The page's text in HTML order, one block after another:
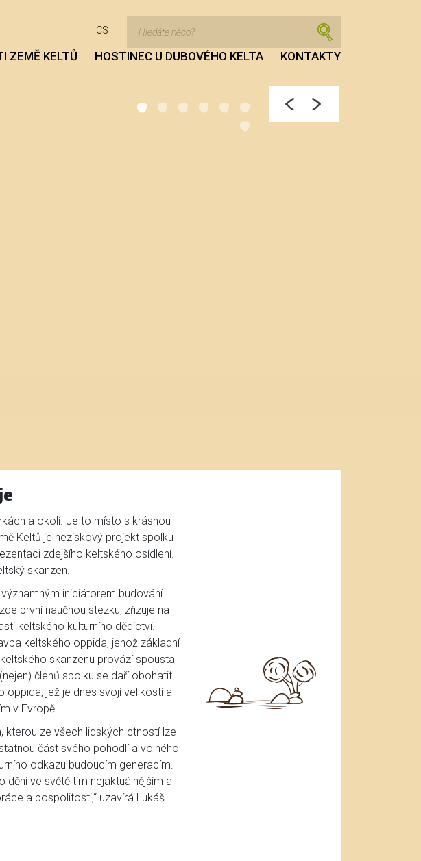
CS
ZEMĚ KELTŮ HOSTINEC U DUBOVÉHO KELTA KONTAKTY
a okolí. Je to místo s krásnou
Keltů je neziskový projekt spolku
zdejšího keltského osídlení.
skanzen.
iniciátorem budování
první naučnou stezku, zřizuje na
keltského kulturního dědictví.
keltského oppida, jehož základní
skanzenu provází spousta
členů spolku se daří obohatit
jež je dnes svojí velikostí a
v Evropě.
kterou ze všech lidských ctností lze
část svého pohodlí a volného
odkazu budoucím generacím.
dění ve světě tím nejaktuálnějším a
a pospolitosti,“ uzavírá Lukáš